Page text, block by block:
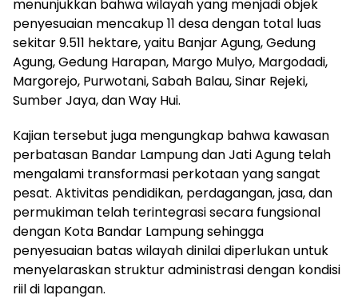
menunjukkan bahwa wilayah yang menjadi objek
penyesuaian mencakup 11 desa dengan total luas
sekitar 9.511 hektare, yaitu Banjar Agung, Gedung
Agung, Gedung Harapan, Margo Mulyo, Margodadi,
Margorejo, Purwotani, Sabah Balau, Sinar Rejeki,
Sumber Jaya, dan Way Hui.
Kajian tersebut juga mengungkap bahwa kawasan
perbatasan Bandar Lampung dan Jati Agung telah
mengalami transformasi perkotaan yang sangat
pesat. Aktivitas pendidikan, perdagangan, jasa, dan
permukiman telah terintegrasi secara fungsional
dengan Kota Bandar Lampung sehingga
penyesuaian batas wilayah dinilai diperlukan untuk
menyelaraskan struktur administrasi dengan kondisi
riil di lapangan.